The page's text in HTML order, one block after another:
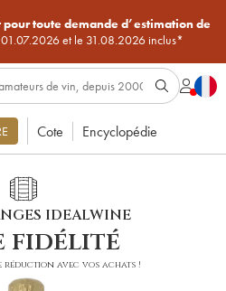
toute demande d’estimation de
01.07.2026 et le 31.08.2026 inclus*
Cote Encyclopédie
IDEALWINE
fidélité
réduction avec vos achats !